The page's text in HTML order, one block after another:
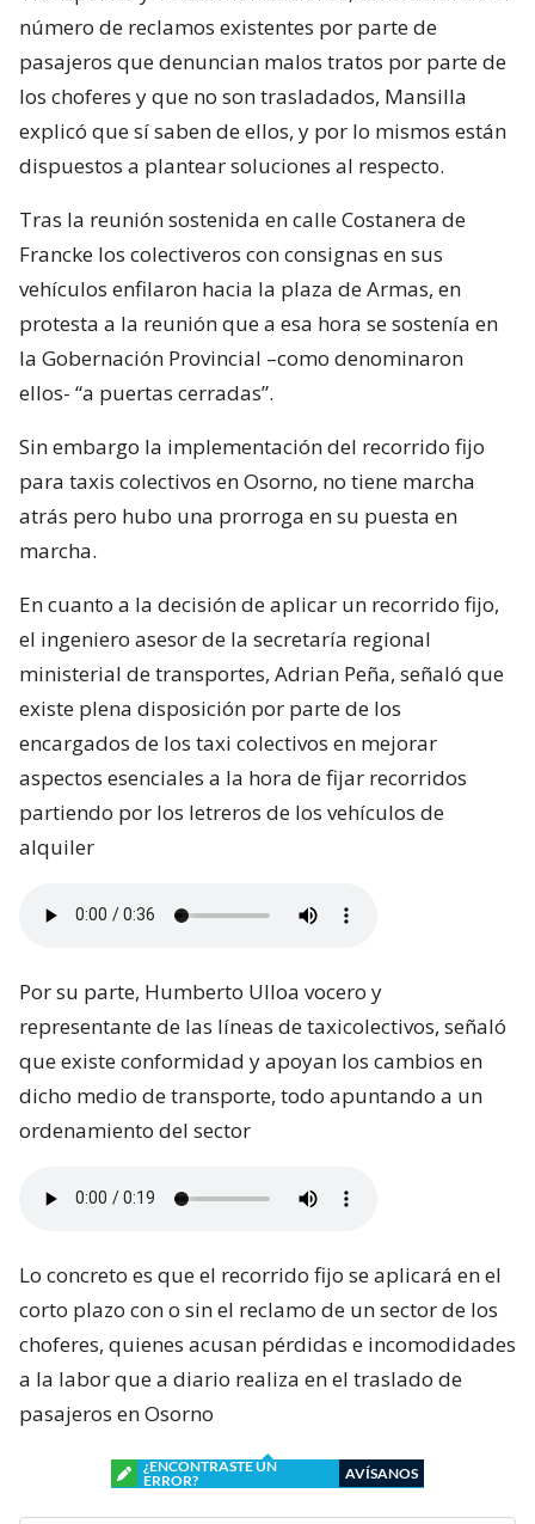
número de reclamos existentes por parte de
pasajeros que denuncian malos tratos por parte de
los choferes y que no son trasladados, Mansilla
explicó que sí saben de ellos, y por lo mismos están
dispuestos a plantear soluciones al respecto.
Tras la reunión sostenida en calle Costanera de
Francke los colectiveros con consignas en sus
vehículos enfilaron hacia la plaza de Armas, en
protesta a la reunión que a esa hora se sostenía en
la Gobernación Provincial –como denominaron
ellos- “a puertas cerradas”.
Sin embargo la implementación del recorrido fijo
para taxis colectivos en Osorno, no tiene marcha
atrás pero hubo una prorroga en su puesta en
marcha.
En cuanto a la decisión de aplicar un recorrido fijo,
el ingeniero asesor de la secretaría regional
ministerial de transportes, Adrian Peña, señaló que
existe plena disposición por parte de los
encargados de los taxi colectivos en mejorar
aspectos esenciales a la hora de fijar recorridos
partiendo por los letreros de los vehículos de
alquiler
Por su parte, Humberto Ulloa vocero y
representante de las líneas de taxicolectivos, señaló
que existe conformidad y apoyan los cambios en
dicho medio de transporte, todo apuntando a un
ordenamiento del sector
Lo concreto es que el recorrido fijo se aplicará en el
corto plazo con o sin el reclamo de un sector de los
choferes, quienes acusan pérdidas e incomodidades
a la labor que a diario realiza en el traslado de
pasajeros en Osorno
¿ENCONTRASTE UN
ERROR?
AVÍSANOS